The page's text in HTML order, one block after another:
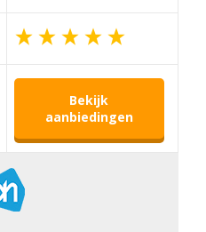
Bekijk
aanbiedingen